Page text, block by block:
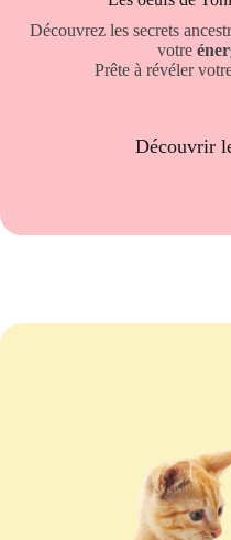
Découvrez les secrets
votre
Prête à révéler
Découvrir